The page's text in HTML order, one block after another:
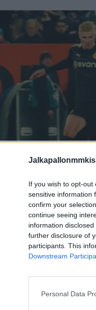
If you wish to opt-
sensitive information
confirm your
continue seeing
information
further disclosure of
participants. This
Downstream
Personal Data
Real Madrid tulee
supertähteä –
sitten, että hän ei aio
olla toinen.
supertähti saattaa olla